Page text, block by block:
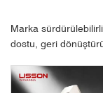
Marka
dostu, geri